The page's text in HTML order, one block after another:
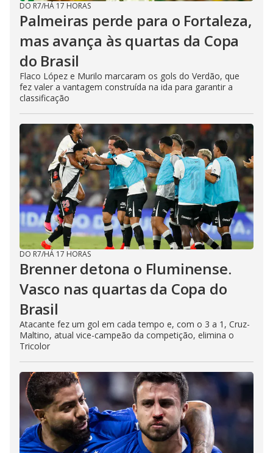
DO R7/HÁ 17 HORAS
Palmeiras perde para o Fortaleza,
mas avança às quartas da Copa
do Brasil
Flaco López e Murilo marcaram os gols do Verdão, que
fez valer a vantagem construída na ida para garantir a
classificação
DO R7/HÁ 17 HORAS
Brenner detona o Fluminense.
Vasco nas quartas da Copa do
Brasil
Atacante fez um gol em cada tempo e, com o 3 a 1, Cruz-
Maltino, atual vice-campeão da competição, elimina o
Tricolor